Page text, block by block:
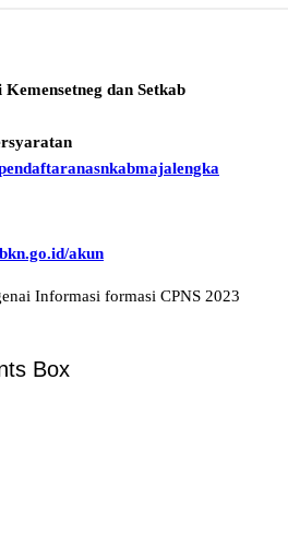
Kemensetneg dan Setkab
akun
Informasi formasi CPNS 2023
Box